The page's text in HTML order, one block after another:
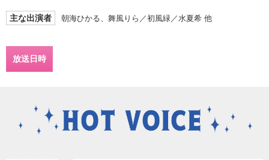
主な出演者 朝海ひかる、舞風りら／初風緑／水夏希 他
放送日時